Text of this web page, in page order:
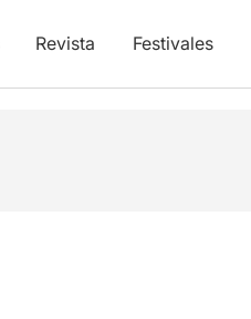
Revista Festivales